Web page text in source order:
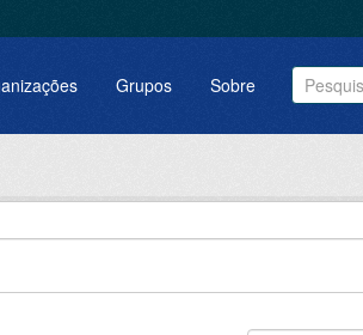
Grupos Sobre